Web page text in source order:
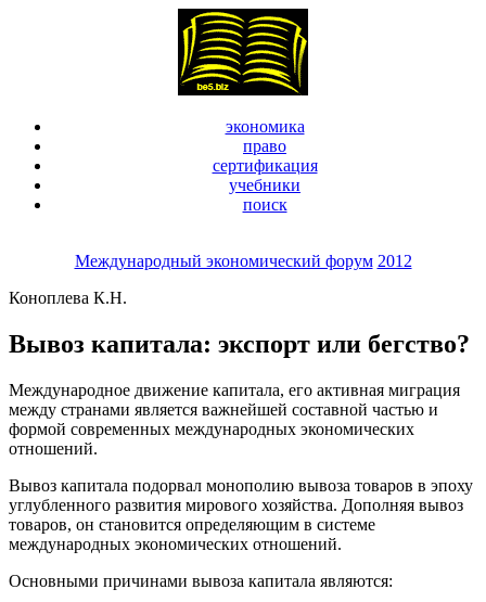
экономика
право
сертификация
учебники
поиск
Международный экономический форум 2012
Коноплева К.Н.
Вывоз капитала: экспорт или бегство?
Международное движение капитала, его активная миграция
между странами является важнейшей составной частью и
формой современных международных экономических
отношений.
Вывоз капитала подорвал монополию вывоза товаров в эпоху
углубленного развития мирового хозяйства. Дополняя вывоз
товаров, он становится определяющим в системе
международных экономических отношений.
Основными причинами вывоза капитала являются: